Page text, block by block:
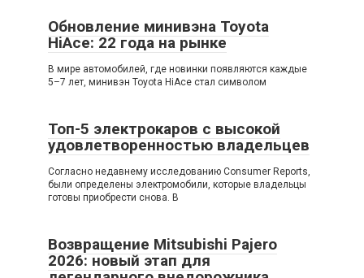
Обновление минивэна Toyota
HiAce: 22 года на рынке
В мире автомобилей, где новинки появляются каждые
5–7 лет, минивэн Toyota HiAce стал символом
Топ-5 электрокаров с высокой
удовлетворенностью владельцев
Согласно недавнему исследованию Consumer Reports,
были определены электромобили, которые владельцы
готовы приобрести снова. В
Возвращение Mitsubishi Pajero
2026: новый этап для